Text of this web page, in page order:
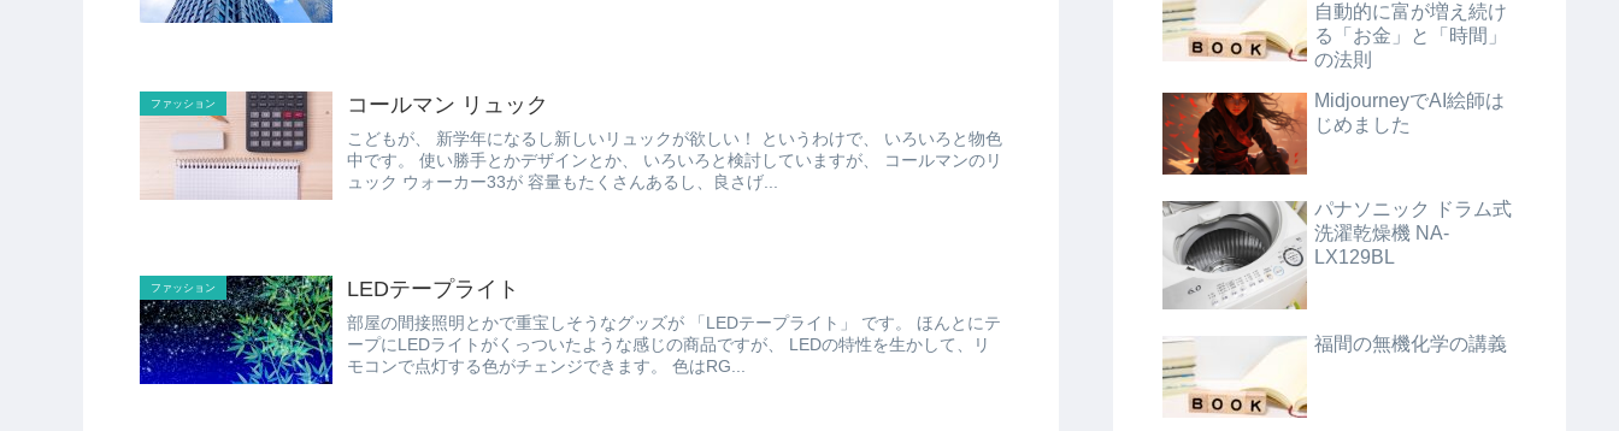
ファッション コールマン リュック
こどもが、 新学年になるし新しいリュックが欲しい！ というわけで、 いろいろと物色
中です。 使い勝手とかデザインとか、 いろいろと検討していますが、 コールマンのリ
ュック ウォーカー33が 容量もたくさんあるし、良さげ...
ファッション LEDテープライト
部屋の間接照明とかで重宝しそうなグッズが 「LEDテープライト」 です。 ほんとにテ
ープにLEDライトがくっついたような感じの商品ですが、 LEDの特性を生かして、リ
モコンで点灯する色がチェンジできます。 色はRG...
自動的に富が増え続け
る「お金」と「時間」
の法則
MidjourneyでAI絵師は
じめました
パナソニック ドラム式
洗濯乾燥機 NA-
LX129BL
福間の無機化学の講義